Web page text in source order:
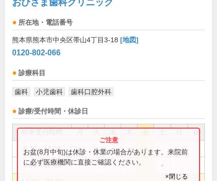
おひさま歯科クリニック
所在地・電話番号
熊本県熊本市中央区帯山4丁目3-18 [地図]
0120-802-066
診療科目
歯科 小児歯科 歯科口腔外科
診療/受付時間・休診日
祝
8:30～12:30 ● ● ● ● ●
8:30～18:00
お盆(8月中旬)は休診・休業の場合があります。来院前
に必ず医療機関に直接ご確認ください。
×閉じる